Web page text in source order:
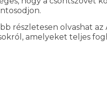
részletesen olvashat
amelyeket teljes